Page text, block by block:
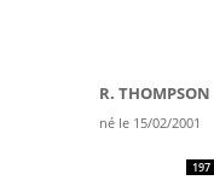
R. THOMPSON
né le 15/02/2001
197